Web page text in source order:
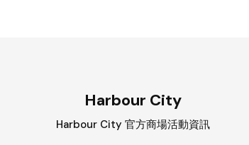
Harbour City
Harbour City 官方商場活動資訊